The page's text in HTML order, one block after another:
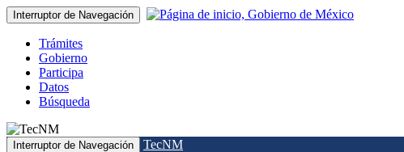
Interruptor de Navegación
Trámites
Gobierno
Participa
Datos
Búsqueda
Interruptor de Navegación TecNM